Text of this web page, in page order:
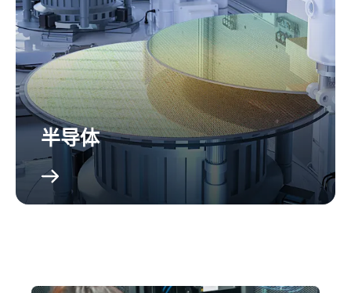
半导体